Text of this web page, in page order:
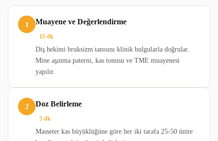
1 Muayene ve Değerlendirme
15 dk
Diş hekimi bruksizm tanısını klinik bulgularla doğrular.
Mine aşınma paterni, kas tonusu ve TME muayenesi
yapılır.
2 Doz Belirleme
5 dk
Masseter kas büyüklüğüne göre her iki tarafa 25-50 ünite